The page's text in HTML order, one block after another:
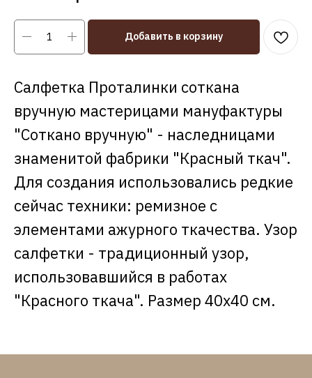
Добавить в корзину
Салфетка Проталинки соткана
вручную мастерицами мануфактуры
"Соткано вручную" - наследницами
знаменитой фабрики "Красный ткач".
Для создания использовались редкие
сейчас техники: ремизное с
элементами ажурного ткачества. Узор
салфетки - традиционный узор,
использовавшийся в работах
"Красного ткача". Размер 40х40 см.